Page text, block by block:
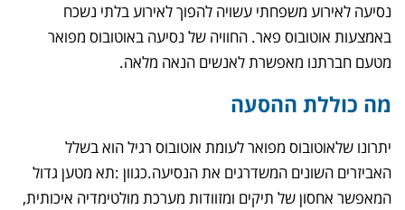
נסיעה לאירוע משפחתי עשויה להפוך לאירוע בלתי נשכח
באמצעות אוטובוס פאר. החוויה של נסיעה באוטובוס מפואר
מטעם חברתנו מאפשרת לאנשים הנאה מלאה.
מה כוללת ההסעה
יתרונו שלאוטובוס מפואר לעומת אוטובוס רגיל הוא בשלל
האביזרים השונים המשדרגים את הנסיעה.כגוון :תא מטען גדול
המאפשר אחסון של תיקים ומזוודות מערכת מולטימדיה איכותית,